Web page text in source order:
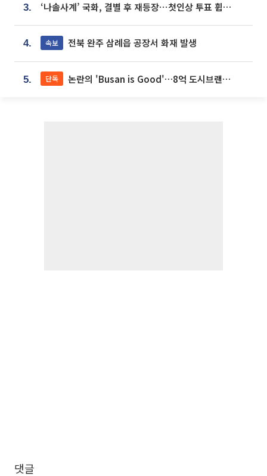
3. ‘나솔사계’ 국화, 결별 후 재등장⋯첫인상 투표 휩쓸고 ‘인기녀’ 등극
4. 속보 전북 완주 삼례읍 공장서 화재 발생
5. 단독 논란의 'Busan is Good'…8억 도시브랜드, 용산 대통령실 CI 업체가 수행
댓글